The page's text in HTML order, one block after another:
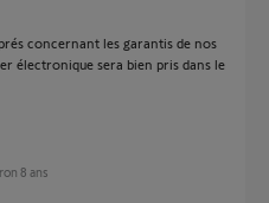
concernant les garantis de nos
électronique sera bien pris dans le
8 ans